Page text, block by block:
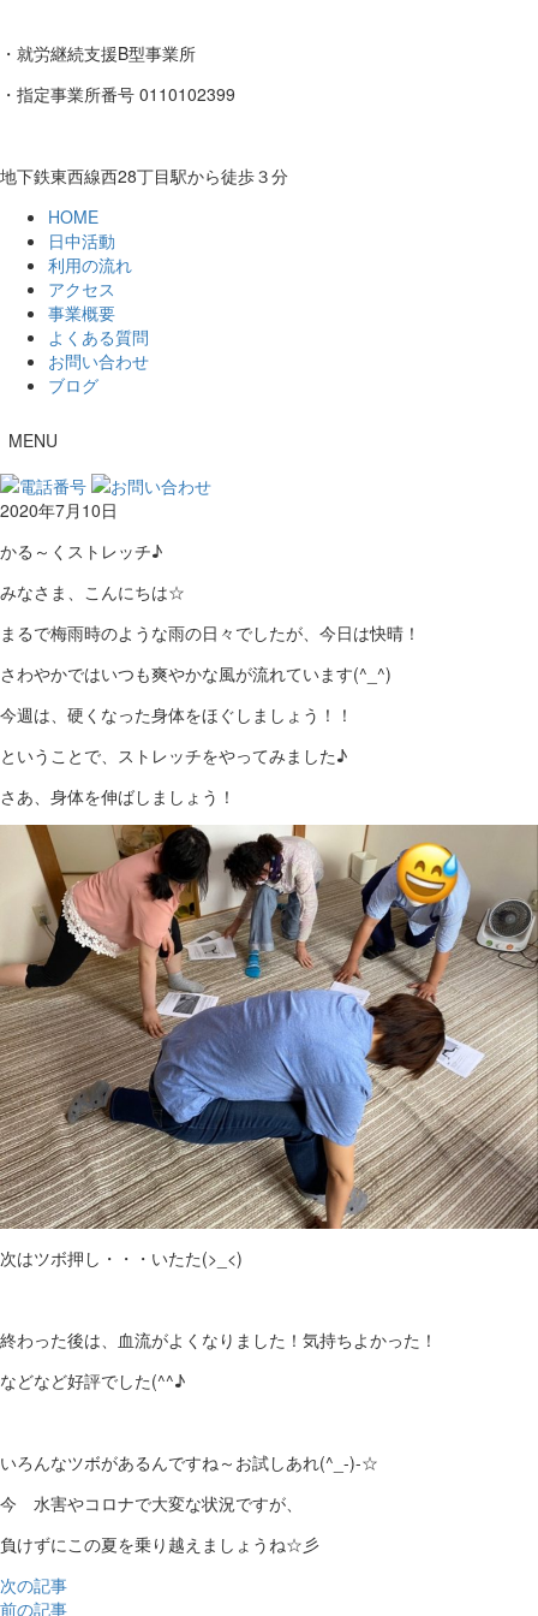
・就労継続支援B型事業所
・指定事業所番号 0110102399
地下鉄東西線西28丁目駅から徒歩３分
HOME
日中活動
利用の流れ
アクセス
事業概要
よくある質問
お問い合わせ
ブログ
MENU
2020年7月10日
かる～くストレッチ♪
みなさま、こんにちは☆
まるで梅雨時のような雨の日々でしたが、今日は快晴！
さわやかではいつも爽やかな風が流れています(^_^)
今週は、硬くなった身体をほぐしましょう！！
ということで、ストレッチをやってみました♪
さあ、身体を伸ばしましょう！
次はツボ押し・・・いたた(>_<)
終わった後は、血流がよくなりました！気持ちよかった！
などなど好評でした(^^♪
いろんなツボがあるんですね～お試しあれ(^_-)-☆
今 水害やコロナで大変な状況ですが、
負けずにこの夏を乗り越えましょうね☆彡
次の記事
前の記事